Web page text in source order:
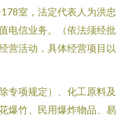
室，法定代表人为洪忠
电信业务。（依法须经批
营活动，具体经营项目以
专项规定）、化工原料及
爆竹、民用爆炸物品、易